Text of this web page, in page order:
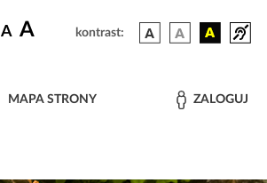
A A kontrast:
MAPA STRONY ZALOGUJ